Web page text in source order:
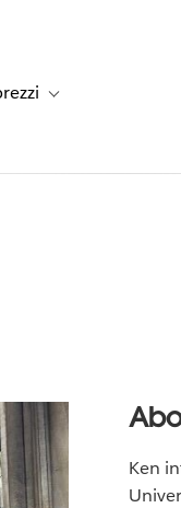
for Risorse
Toggle sub-
Ken